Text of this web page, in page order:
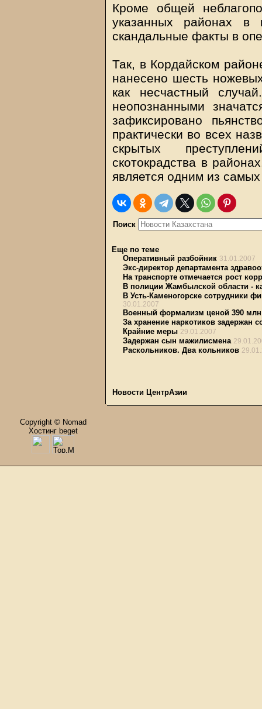
Кроме общей
указанных районах
скандальные факты в
Так, в Кордайском
нанесено шесть
как несчастный
неопознанными
зафиксировано
практически во всех
скрытых
скотокрадства в
является одним из
Поиск
Еще по теме
Оперативный разбойник 31.01.2007
Экс-директор департамента
На транспорте отмечается рост
В полиции Жамбылской области -
В Усть-Каменогорске сотрудники
30.01.2007
Военный формализм ценой 390 млн
За хранение наркотиков задержан
Крайние меры 29.01.2007
Задержан сын мажилисмена
Раскольников. Два кольников
Новости ЦентрАзии
Copyright © Nomad
Хостинг beget